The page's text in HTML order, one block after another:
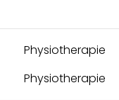
Physiotherapie
Physiotherapie